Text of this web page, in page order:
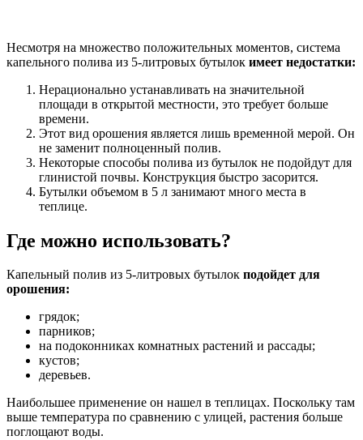
Несмотря на множество положительных моментов, система
капельного полива из 5-литровых бутылок имеет недостатки:
Нерационально устанавливать на значительной
площади в открытой местности, это требует больше
времени.
Этот вид орошения является лишь временной мерой. Он
не заменит полноценный полив.
Некоторые способы полива из бутылок не подойдут для
глинистой почвы. Конструкция быстро засорится.
Бутылки объемом в 5 л занимают много места в
теплице.
Где можно использовать?
Капельный полив из 5-литровых бутылок подойдет для
орошения:
грядок;
парников;
на подоконниках комнатных растений и рассады;
кустов;
деревьев.
Наибольшее применение он нашел в теплицах. Поскольку там
выше температура по сравнению с улицей, растения больше
поглощают воды.